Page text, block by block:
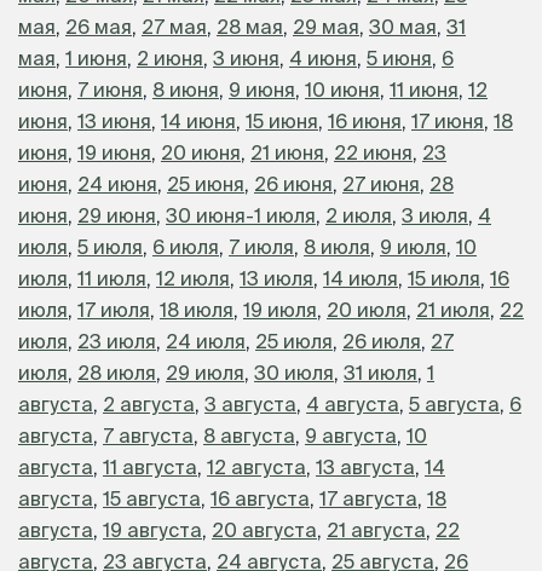
мая, 26 мая, 27 мая, 28 мая, 29 мая, 30 мая, 31
мая, 1 июня, 2 июня, 3 июня, 4 июня, 5 июня, 6
июня, 7 июня, 8 июня, 9 июня, 10 июня, 11 июня, 12
июня, 13 июня, 14 июня, 15 июня, 16 июня, 17 июня, 18
июня, 19 июня, 20 июня, 21 июня, 22 июня, 23
июня, 24 июня, 25 июня, 26 июня, 27 июня, 28
июня, 29 июня, 30 июня-1 июля, 2 июля, 3 июля, 4
июля, 5 июля, 6 июля, 7 июля, 8 июля, 9 июля, 10
июля, 11 июля, 12 июля, 13 июля, 14 июля, 15 июля, 16
июля, 17 июля, 18 июля, 19 июля, 20 июля, 21 июля, 22
июля, 23 июля, 24 июля, 25 июля, 26 июля, 27
июля, 28 июля, 29 июля, 30 июля, 31 июля, 1
августа, 2 августа, 3 августа, 4 августа, 5 августа, 6
августа, 7 августа, 8 августа, 9 августа, 10
августа, 11 августа, 12 августа, 13 августа, 14
августа, 15 августа, 16 августа, 17 августа, 18
августа, 19 августа, 20 августа, 21 августа, 22
августа, 23 августа, 24 августа, 25 августа, 26